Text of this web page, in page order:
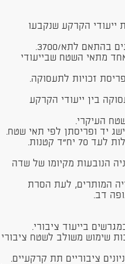
ייעודי הקרקע שנקבעו
מתאי השטח שבייעודי
בין ייעודי הקרקע
הנובעות מקיומו של שדה
המותרים, לעת הסרת
דב.
שימוש משולב לשטח ציבורי